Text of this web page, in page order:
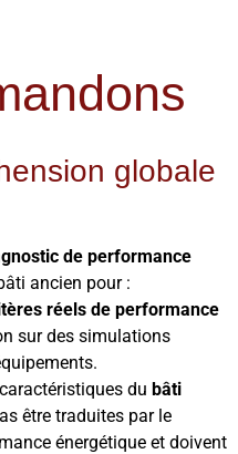
globale
de performance
ancien pour :
réels de performance
sur des simulations
du bâti
être traduites par le
énergétique et doivent